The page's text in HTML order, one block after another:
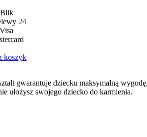
koszyk
gwarantuje dziecku maksymalną
ułożysz swojego dziecko do karmienia.